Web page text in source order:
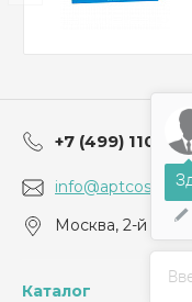
+7 (499) 110-01-
info@aptcosm.ru
Москва, 2-й
Каталог